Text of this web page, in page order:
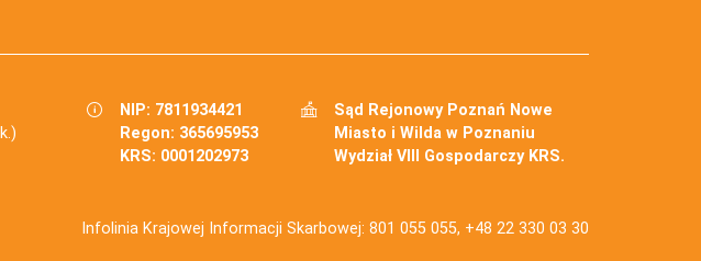
NIP: 7811934421
Regon: 365695953
KRS: 0001202973
Sąd Rejonowy Poznań Nowe
Miasto i Wilda w Poznaniu
Wydział VIII Gospodarczy KRS.
Infolinia Krajowej Informacji Skarbowej: 801 055 055, +48 22 330 03 30